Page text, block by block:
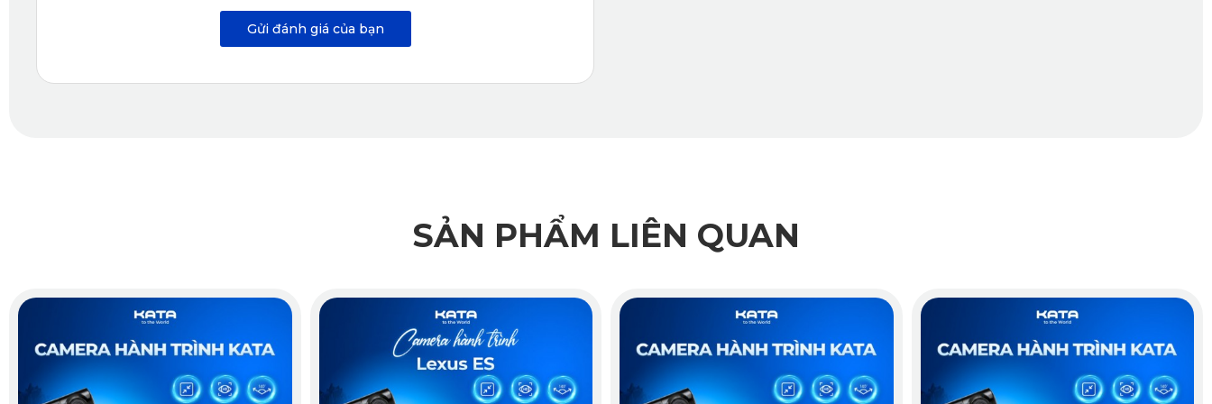
Gửi đánh giá của bạn
SẢN PHẨM LIÊN QUAN